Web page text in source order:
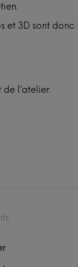
et 3D sont
l’atelier.